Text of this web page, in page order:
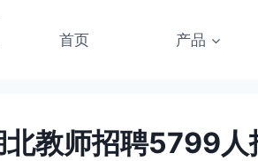
首页 产品
教师招聘5799人